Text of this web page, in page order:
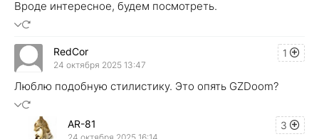
Вроде интересное, будем посмотреть.
1
RedCor
24 октября 2025 13:47
Люблю подобную стилистику. Это опять GZDoom?
3
AR-81